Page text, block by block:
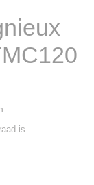
is.